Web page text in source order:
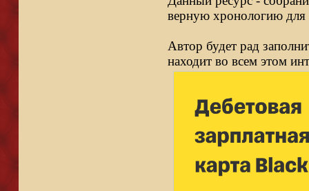
верную хронологию для
Автор будет рад
находит во всем этом